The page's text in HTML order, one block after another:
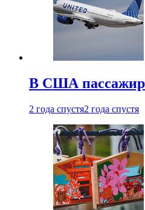
В США пассажир
2 года спустя2 года спустя